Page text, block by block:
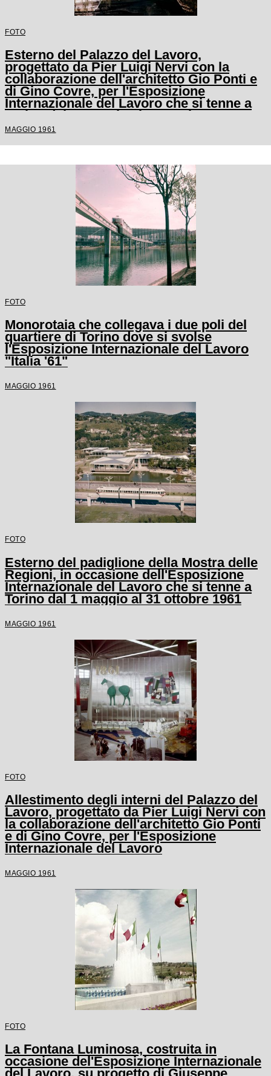
FOTO
Esterno del Palazzo del Lavoro,
progettato da Pier Luigi Nervi con la
collaborazione dell'architetto Gio Ponti e
di Gino Covre, per l'Esposizione
Internazionale del Lavoro che si tenne a
Torino dal 1 maggio al 31 ottobre 1961
MAGGIO 1961
FOTO
Monorotaia che collegava i due poli del
quartiere di Torino dove si svolse
l'Esposizione Internazionale del Lavoro
"Italia '61"
MAGGIO 1961
FOTO
Esterno del padiglione della Mostra delle
Regioni, in occasione dell'Esposizione
Internazionale del Lavoro che si tenne a
Torino dal 1 maggio al 31 ottobre 1961
MAGGIO 1961
FOTO
Allestimento degli interni del Palazzo del
Lavoro, progettato da Pier Luigi Nervi con
la collaborazione dell'architetto Gio Ponti
e di Gino Covre, per l'Esposizione
Internazionale del Lavoro
MAGGIO 1961
FOTO
La Fontana Luminosa, costruita in
occasione del'Esposizione Internazionale